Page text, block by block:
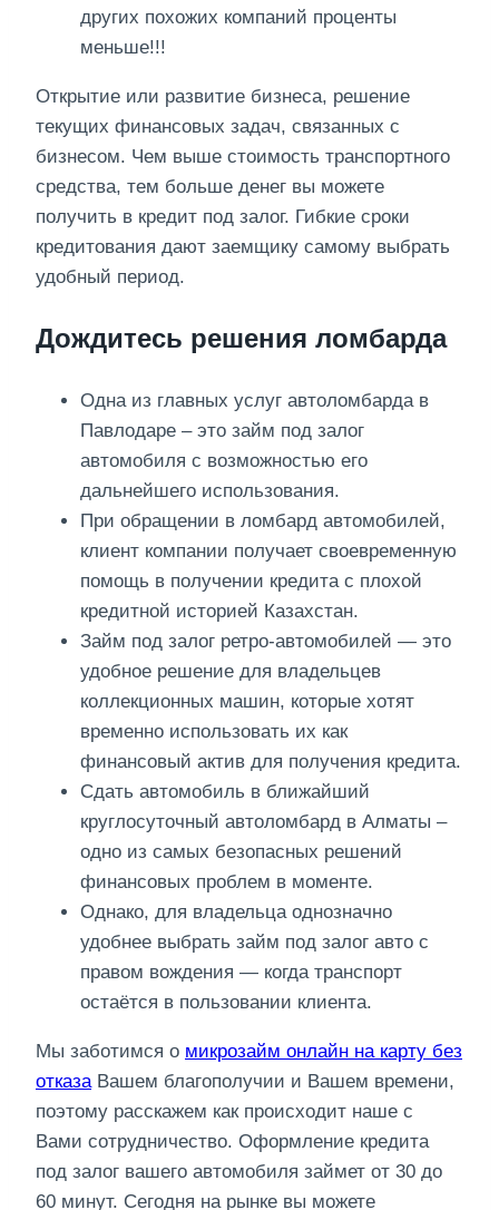
других похожих компаний проценты
меньше!!!
Открытие или развитие бизнеса, решение
текущих финансовых задач, связанных с
бизнесом. Чем выше стоимость транспортного
средства, тем больше денег вы можете
получить в кредит под залог. Гибкие сроки
кредитования дают заемщику самому выбрать
удобный период.
Дождитесь решения ломбарда
Одна из главных услуг автоломбарда в
Павлодаре – это займ под залог
автомобиля с возможностью его
дальнейшего использования.
При обращении в ломбард автомобилей,
клиент компании получает своевременную
помощь в получении кредита с плохой
кредитной историей Казахстан.
Займ под залог ретро-автомобилей — это
удобное решение для владельцев
коллекционных машин, которые хотят
временно использовать их как
финансовый актив для получения кредита.
Сдать автомобиль в ближайший
круглосуточный автоломбард в Алматы –
одно из самых безопасных решений
финансовых проблем в моменте.
Однако, для владельца однозначно
удобнее выбрать займ под залог авто с
правом вождения — когда транспорт
остаётся в пользовании клиента.
Мы заботимся о микрозайм онлайн на карту без
отказаВашем благополучии и Вашем времени,
поэтому расскажем как происходит наше с
Вами сотрудничество. Оформление кредита
под залог вашего автомобиля займет от 30 до
60 минут. Сегодня на рынке вы можете